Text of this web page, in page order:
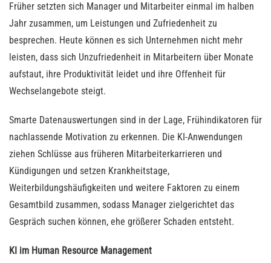
Früher setzten sich Manager und Mitarbeiter einmal im halben
Jahr zusammen, um Leistungen und Zufriedenheit zu
besprechen. Heute können es sich Unternehmen nicht mehr
leisten, dass sich Unzufriedenheit in Mitarbeitern über Monate
aufstaut, ihre Produktivität leidet und ihre Offenheit für
Wechselangebote steigt.
Smarte Datenauswertungen sind in der Lage, Frühindikatoren für
nachlassende Motivation zu erkennen. Die KI-Anwendungen
ziehen Schlüsse aus früheren Mitarbeiterkarrieren und
Kündigungen und setzen Krankheitstage,
Weiterbildungshäufigkeiten und weitere Faktoren zu einem
Gesamtbild zusammen, sodass Manager zielgerichtet das
Gespräch suchen können, ehe größerer Schaden entsteht.
KI im Human Resource Management